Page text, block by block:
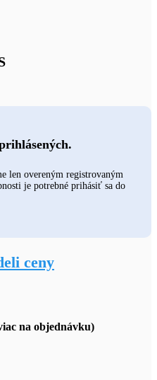
len overeným registrovaným
je potrebné prihásiť sa do
ceny
na objednávku)